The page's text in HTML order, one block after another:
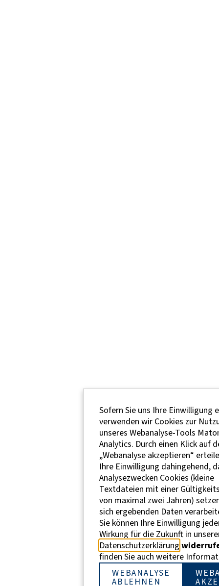
Sofern Sie uns Ihre Einwilligung
verwenden wir Cookies zur
unseres Webanalyse-Tools
Analytics. Durch einen Klick auf
„Webanalyse akzeptieren“
Ihre Einwilligung dahingehend,
Analysezwecken Cookies (kleine
Textdateien mit einer
von maximal zwei Jahren)
sich ergebenden Daten
Sie können Ihre Einwilligung
Wirkung für die Zukunft in
Datenschutzerklärung
finden Sie auch weitere
WEBANALYSE
ABLEHNEN